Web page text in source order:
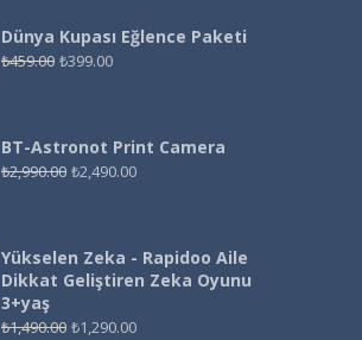
Dünya Kupası Eğlence Paketi
₺459.00 ₺399.00
BT-Astronot Print Camera
₺2,990.00 ₺2,490.00
Yükselen Zeka - Rapidoo Aile
Dikkat Geliştiren Zeka Oyunu
3+yaş
₺1,490.00 ₺1,290.00